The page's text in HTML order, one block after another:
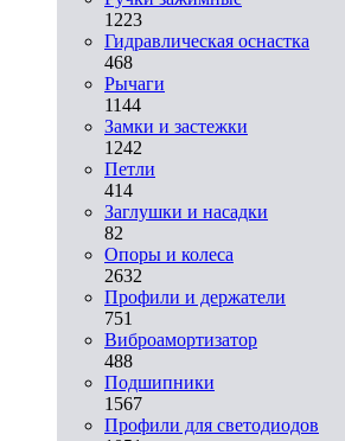
1223
Гидравлическая оснастка
468
Рычаги
1144
Замки и застежки
1242
Петли
414
Заглушки и насадки
82
Опоры и колеса
2632
Профили и держатели
751
Виброамортизатор
488
Подшипники
1567
Профили для светодиодов